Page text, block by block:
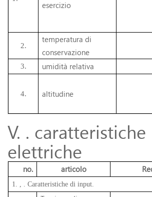
esercizio
2.
temperatura di
conservazione
3. umidità relativa
4. altitudine
V. . caratteristiche
elettriche
no. articolo
1. , . Caratteristiche di input.